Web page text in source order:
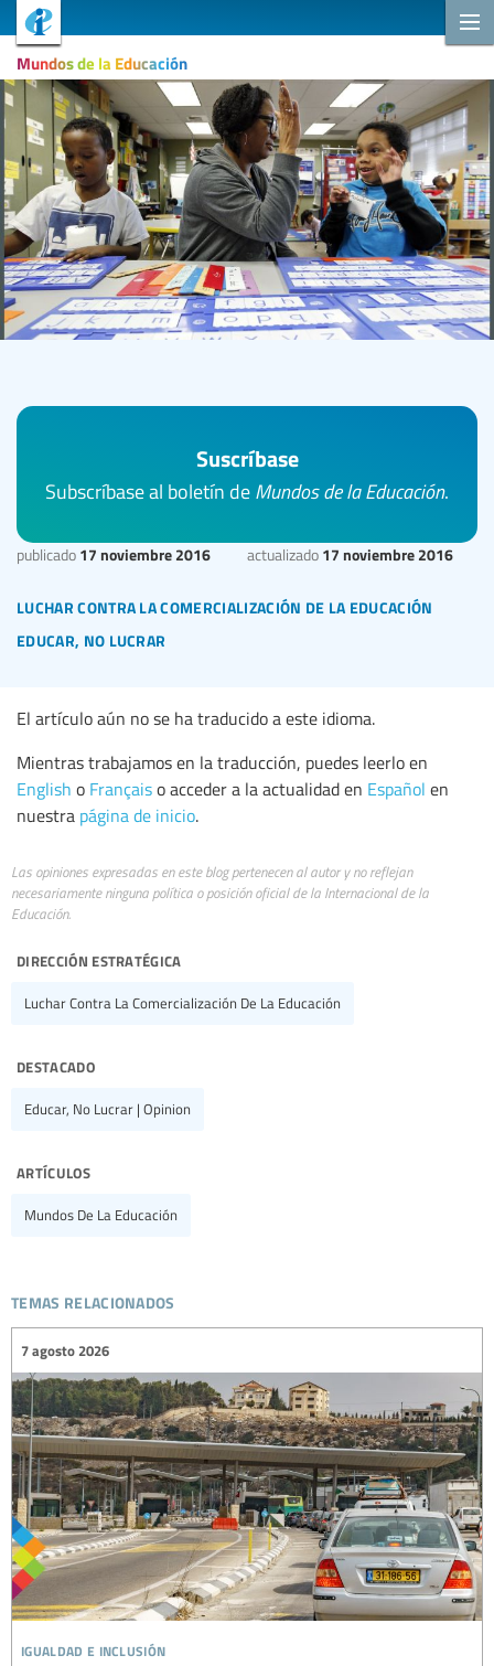
Mundos de la Educación
luchar contra la comercialización de la educación
educar, no lucrar
publicado 17 noviembre 2016 actualizado 17 noviembre 2016
Suscríbase
Subscríbase al boletín de Mundos de la Educación.
El artículo aún no se ha traducido a este idioma.
Mientras trabajamos en la traducción, puedes leerlo en
English o Françaiso acceder a la actualidad en Español en
nuestra página de inicio.
Las opiniones expresadas en este blog pertenecen al autor y no reflejan
necesariamente ninguna política o posición oficial de la Internacional de la
Educación.
dirección estratégica
Luchar Contra La Comercialización De La Educación
destacado
Educar, No Lucrar | Opinion
artículos
Mundos De La Educación
temas relacionados
igualdad e inclusión
7 agosto 2026